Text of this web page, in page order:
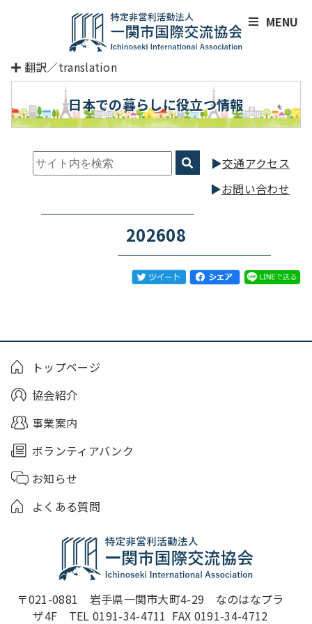
翻訳／translation
日本での暮らしに役立つ情報
交通アクセス
お問い合わせ
MENU
202608
トップページ
協会紹介
事業案内
ボランティアバンク
お知らせ
よくある質問
〒021-0881　岩手県一関市大町4-29　なのはなプラ
ザ4F　TEL 0191-34-4711  FAX 0191-34-4712